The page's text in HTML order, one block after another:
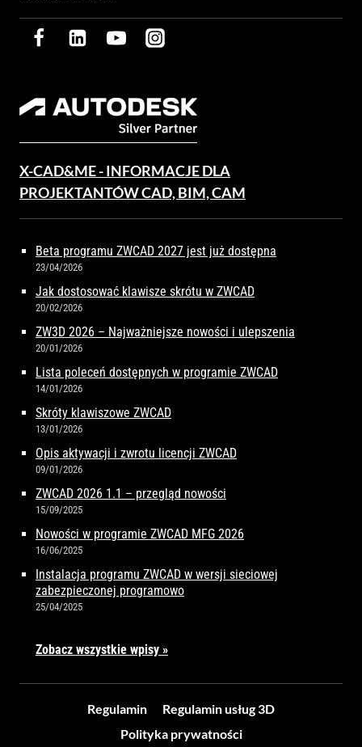
X-CAD&ME - INFORMACJE DLA
PROJEKTANTÓW CAD, BIM, CAM
Beta programu ZWCAD 2027 jest już dostępna
23/04/2026
Jak dostosować klawisze skrótu w ZWCAD
20/02/2026
ZW3D 2026 – Najważniejsze nowości i ulepszenia
20/01/2026
Lista poleceń dostępnych w programie ZWCAD
14/01/2026
Skróty klawiszowe ZWCAD
13/01/2026
Opis aktywacji i zwrotu licencji ZWCAD
09/01/2026
ZWCAD 2026 1.1 – przegląd nowości
15/09/2025
Nowości w programie ZWCAD MFG 2026
16/06/2025
Instalacja programu ZWCAD w wersji sieciowej
zabezpieczonej programowo
25/04/2025
Zobacz wszystkie wpisy »
Regulamin
Regulamin usług 3D
Polityka prywatności